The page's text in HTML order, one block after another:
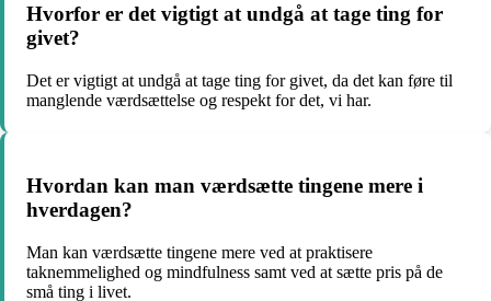
Hvorfor er det vigtigt at undgå at tage ting for
givet?
Det er vigtigt at undgå at tage ting for givet, da det kan føre til
manglende værdsættelse og respekt for det, vi har.
Hvordan kan man værdsætte tingene mere i
hverdagen?
Man kan værdsætte tingene mere ved at praktisere
taknemmelighed og mindfulness samt ved at sætte pris på de
små ting i livet.